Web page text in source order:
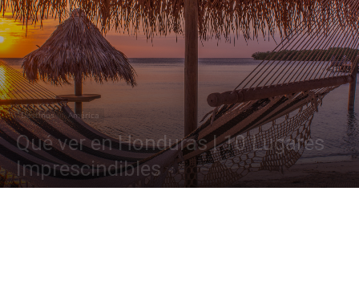
Destinos América
Qué ver en Honduras | 10 Lugares
Imprescindibles